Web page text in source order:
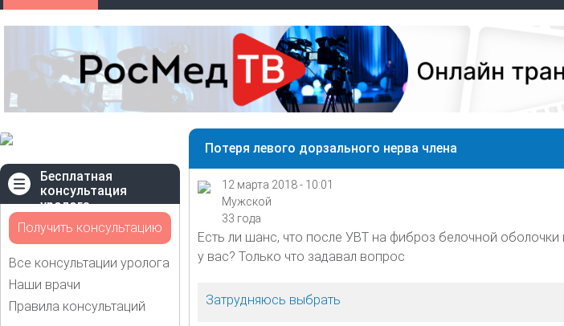
Бесплатная
консультация
уролога
Получить консультацию
Все консультации уролога
Наши врачи
Правила консультаций
Потеря левого дорзального нерва члена
12 марта 2018 - 10:01
Мужской
33 года
Есть ли шанс, что после УВТ на фиброз белочной оболочки
у вас? Только что задавал вопрос
Затрудняюсь выбрать